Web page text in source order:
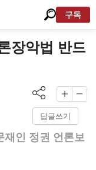
구독
장악법 반드
답글쓰기
재인 정권 언론보